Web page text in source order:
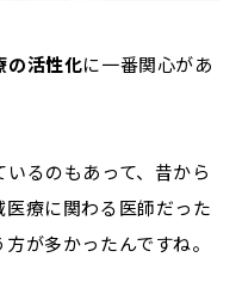
の活性化に一番関心があ
るのもあって、昔から
療に関わる医師だった
が多かったんですね。